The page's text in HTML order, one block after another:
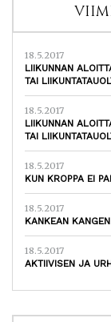
18.5.2017
LIIKUNNAN
TAI
18.5.2017
LIIKUNNAN
TAI
18.5.2017
KUN KROPPA EI
18.5.2017
KANKEAN
18.5.2017
AKTIIVISEN JA